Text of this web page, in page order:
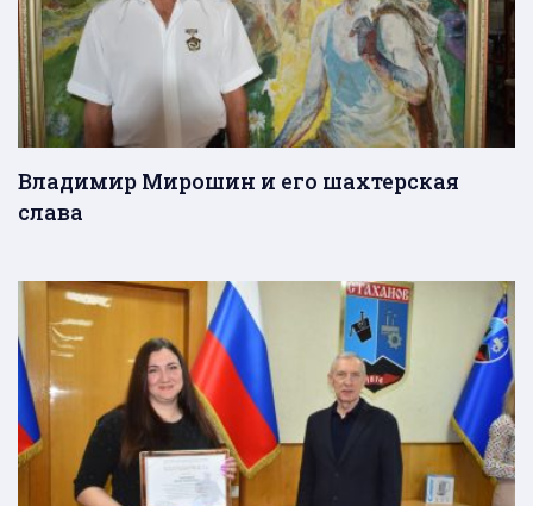
Владимир Мирошин и его шахтерская
слава